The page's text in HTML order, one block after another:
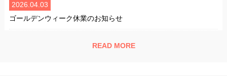
2026.04.03
ゴールデンウィーク休業のお知らせ
READ MORE